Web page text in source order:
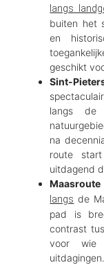
langs
buiten het
en
geschikt
Sint-
langs de
na
route
uitdagend
langs de
pad is
contrast
voor wie
uitdagingen.